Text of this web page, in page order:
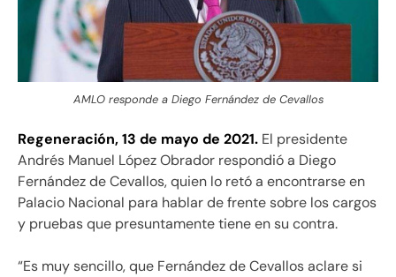
AMLO responde a Diego Fernández de Cevallos
Regeneración, 13 de mayo de 2021. El presidente
Andrés Manuel López Obrador respondió a Diego
Fernández de Cevallos, quien lo retó a encontrarse en
Palacio Nacional para hablar de frente sobre los cargos
y pruebas que presuntamente tiene en su contra.
“Es muy sencillo, que Fernández de Cevallos aclare si